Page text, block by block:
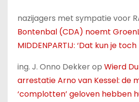
nazijagers met sympatie voor
Bontenbal (CDA) noemt
MIDDENPARTIJ: ‘Dat kun je
ing. J. Onno Dekkerop Wierd
arrestatie Arno van Kessel: de
‘complotten’ geloven hebben